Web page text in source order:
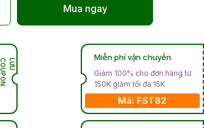
Mua ngay
L
Ư
U
C
O
U
P
O
N
Miễn phí vận chuyển
Giảm 100% cho đơn hàng từ
150K giảm tối đa 15K
Mã: FST82